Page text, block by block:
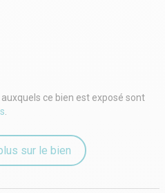
au RDC + 184 m² de bureaux au
au RDC + 286 m² de bureaux
au RDC + 98 m² de bureaux au
:
(4,00 m de largeur x 4,50
ce bien est exposé sont
.
sur le bien